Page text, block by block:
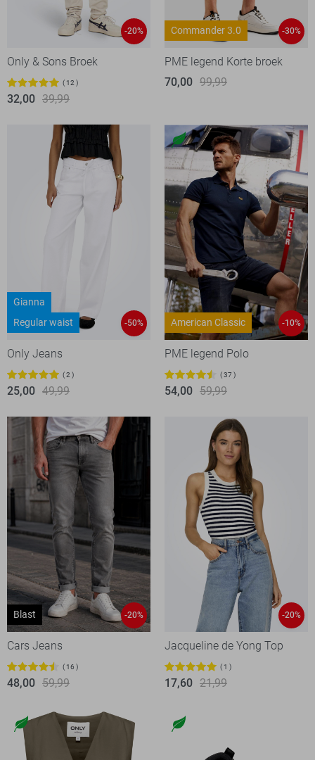
-20%
Only & Sons Broek
12
32,00 39,99
Commander 3.0 -30%
PME legend Korte broek
70,00 99,99
Gianna
Regular waist
-50%
Only Jeans
2
25,00 49,99
American Classic -10%
PME legend Polo
37
54,00 59,99
Blast -20%
Cars Jeans
16
48,00 59,99
-20%
Jacqueline de Yong Top
1
17,60 21,99